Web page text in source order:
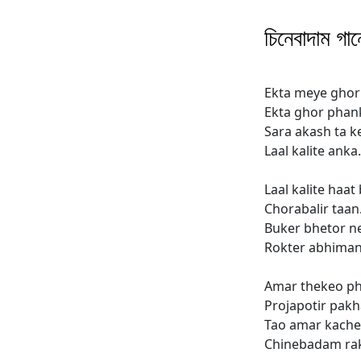
চিনেবাদাম
Ekta meye
Ekta ghor
Sara akash ta
Laal kalite anka.
Laal kalite
Chorabalir
Buker bhetor
Rokter
Amar thekeo
Projapotir
Tao amar
Chinebadam